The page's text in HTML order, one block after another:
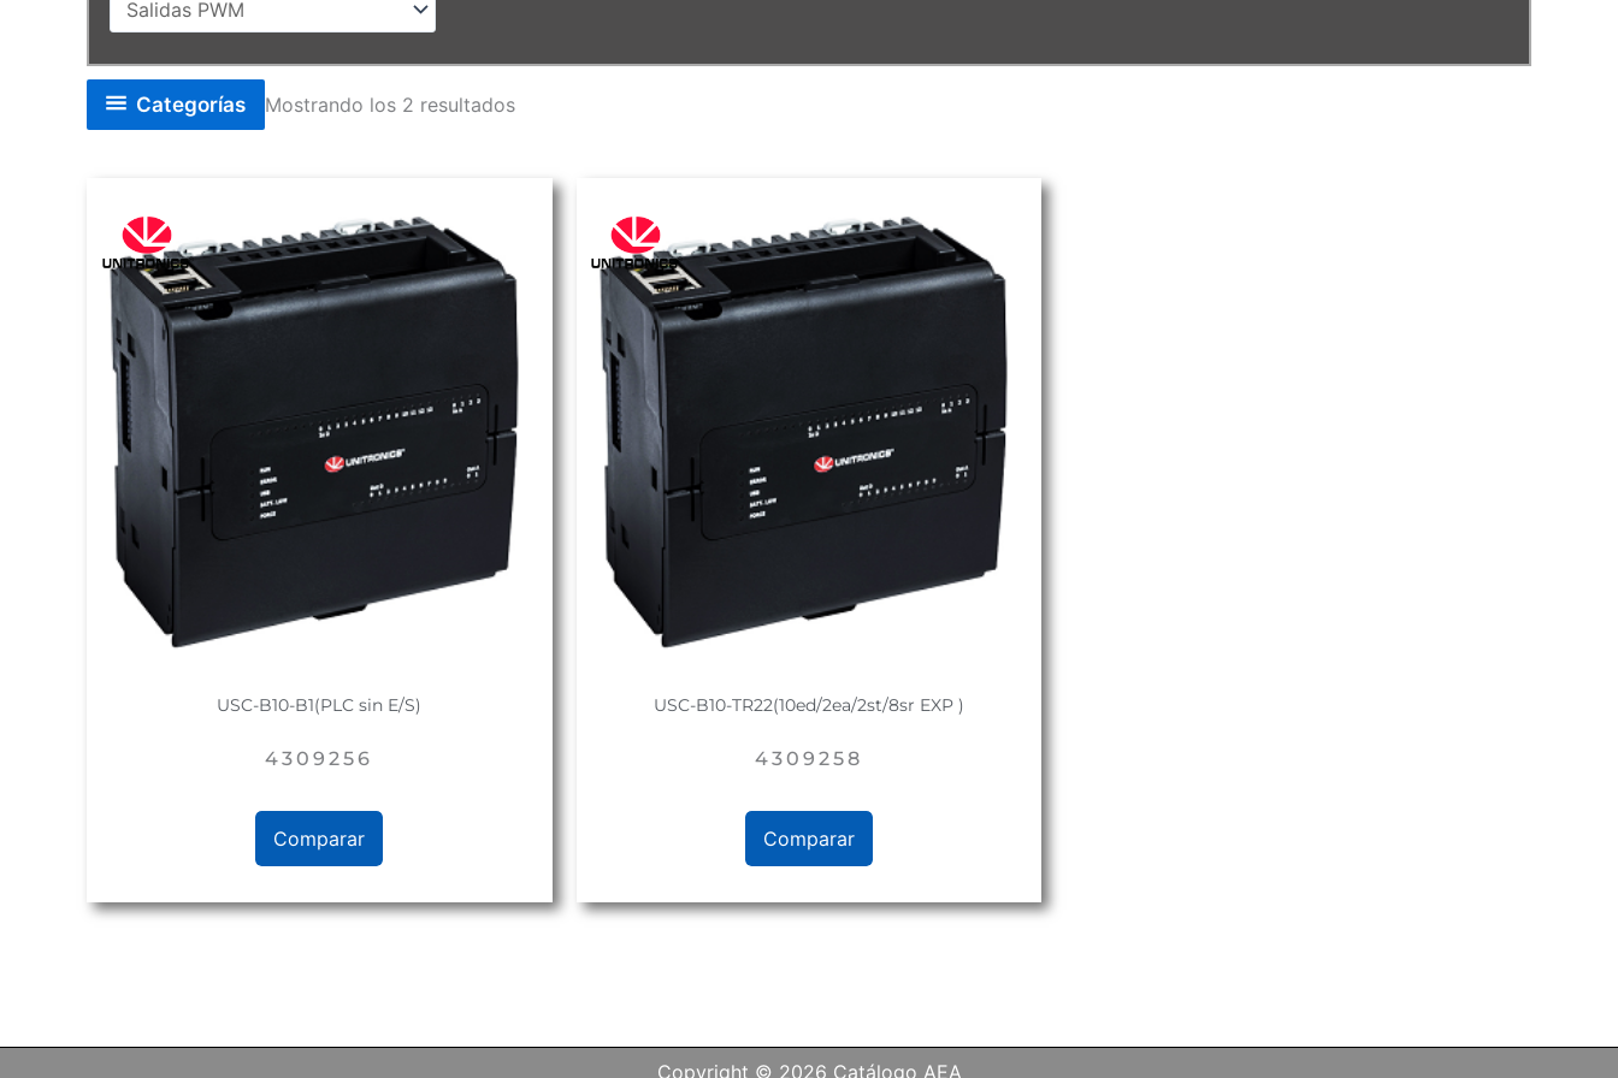
Categorías Mostrando los 2 resultados
USC-B10-B1(PLC sin E/S)
4309256
Comparar
USC-B10-TR22(10ed/2ea/2st/8sr EXP )
4309258
Comparar
Copyright © 2026 Catálogo AEA